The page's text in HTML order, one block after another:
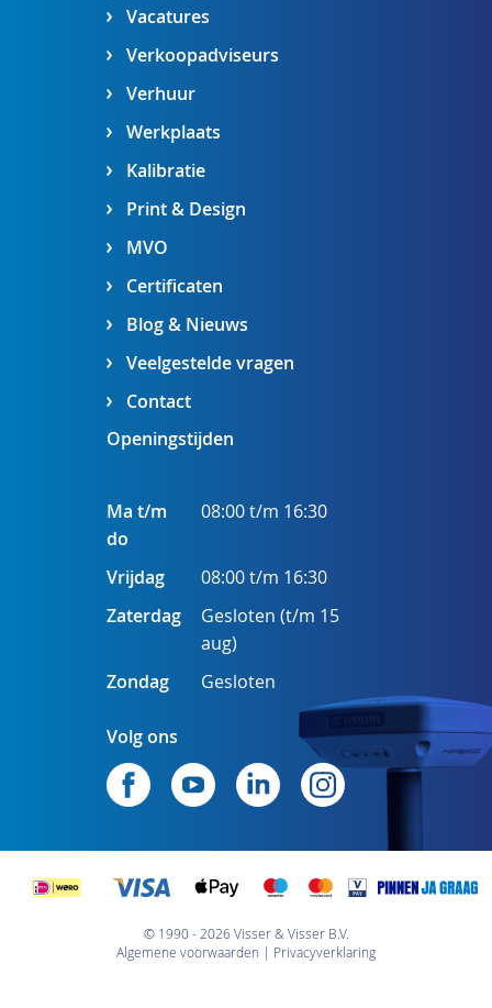
Vacatures
Verkoopadviseurs
Verhuur
Werkplaats
Kalibratie
Print & Design
MVO
Certificaten
Blog & Nieuws
Veelgestelde vragen
Contact
Openingstijden
Ma t/m
do
08:00 t/m 16:30
Vrijdag
08:00 t/m 16:30
Zaterdag
Gesloten (t/m 15
aug)
Zondag
Gesloten
Volg ons
© 1990 - 2026 Visser & Visser B.V.
Algemene voorwaarden
Privacyverklaring